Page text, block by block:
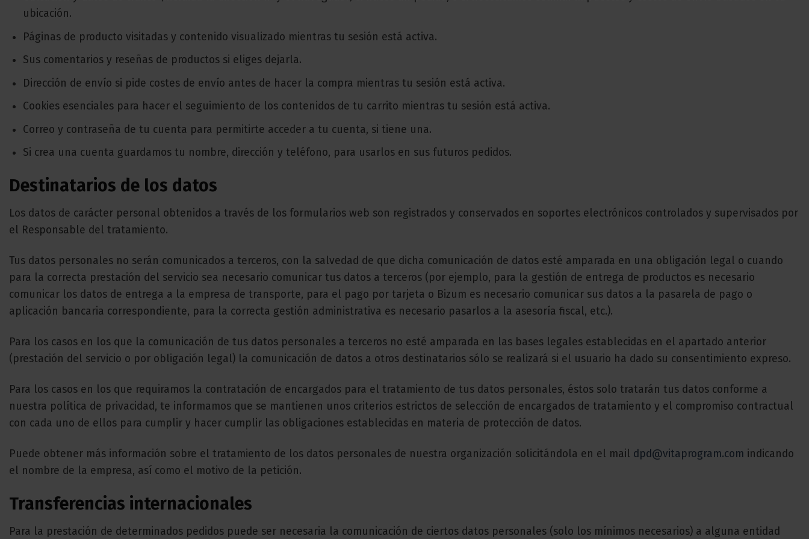
ubicación.
Páginas de producto visitadas y contenido visualizado mientras tu sesión está activa.
Sus comentarios y reseñas de productos si eliges dejarla.
Dirección de envío si pide costes de envío antes de hacer la compra mientras tu sesión está activa.
Cookies esenciales para hacer el seguimiento de los contenidos de tu carrito mientras tu sesión está activa.
Correo y contraseña de tu cuenta para permitirte acceder a tu cuenta, si tiene una.
Si crea una cuenta guardamos tu nombre, dirección y teléfono, para usarlos en sus futuros pedidos.
Destinatarios de los datos
Los datos de carácter personal obtenidos a través de los formularios web son registrados y conservados en soportes electrónicos controlados y supervisados por
el Responsable del tratamiento.
Tus datos personales no serán comunicados a terceros, con la salvedad de que dicha comunicación de datos esté amparada en una obligación legal o cuando
para la correcta prestación del servicio sea necesario comunicar tus datos a terceros (por ejemplo, para la gestión de entrega de productos es necesario
comunicar los datos de entrega a la empresa de transporte, para el pago por tarjeta o Bizum es necesario comunicar sus datos a la pasarela de pago o
aplicación bancaria correspondiente, para la correcta gestión administrativa es necesario pasarlos a la asesoría fiscal, etc.).
Para los casos en los que la comunicación de tus datos personales a terceros no esté amparada en las bases legales establecidas en el apartado anterior
(prestación del servicio o por obligación legal) la comunicación de datos a otros destinatarios sólo se realizará si el usuario ha dado su consentimiento expreso.
Para los casos en los que requiramos la contratación de encargados para el tratamiento de tus datos personales, éstos solo tratarán tus datos conforme a
nuestra política de privacidad, te informamos que se mantienen unos criterios estrictos de selección de encargados de tratamiento y el compromiso contractual
con cada uno de ellos para cumplir y hacer cumplir las obligaciones establecidas en materia de protección de datos.
Puede obtener más información sobre el tratamiento de los datos personales de nuestra organización solicitándola en el mail dpd@vitaprogram.com indicando
el nombre de la empresa, así como el motivo de la petición.
Transferencias internacionales
Para la prestación de determinados pedidos puede ser necesaria la comunicación de ciertos datos personales (solo los mínimos necesarios) a alguna entidad